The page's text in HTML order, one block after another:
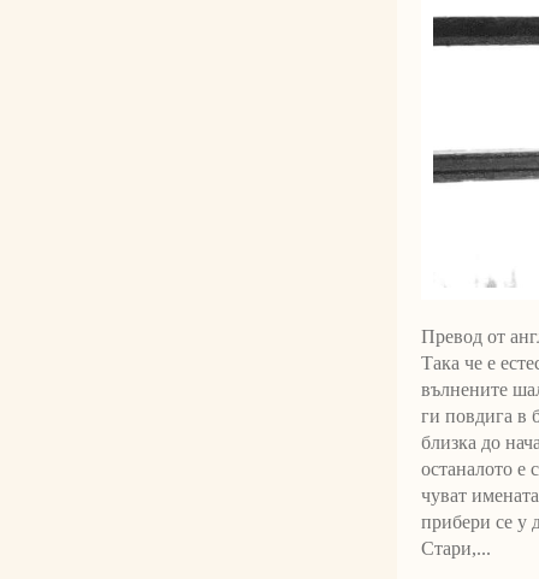
Превод от
Така че е
вълнените
ги повдига в
близка до
останалото е
чуват
прибери се у
Стари,...